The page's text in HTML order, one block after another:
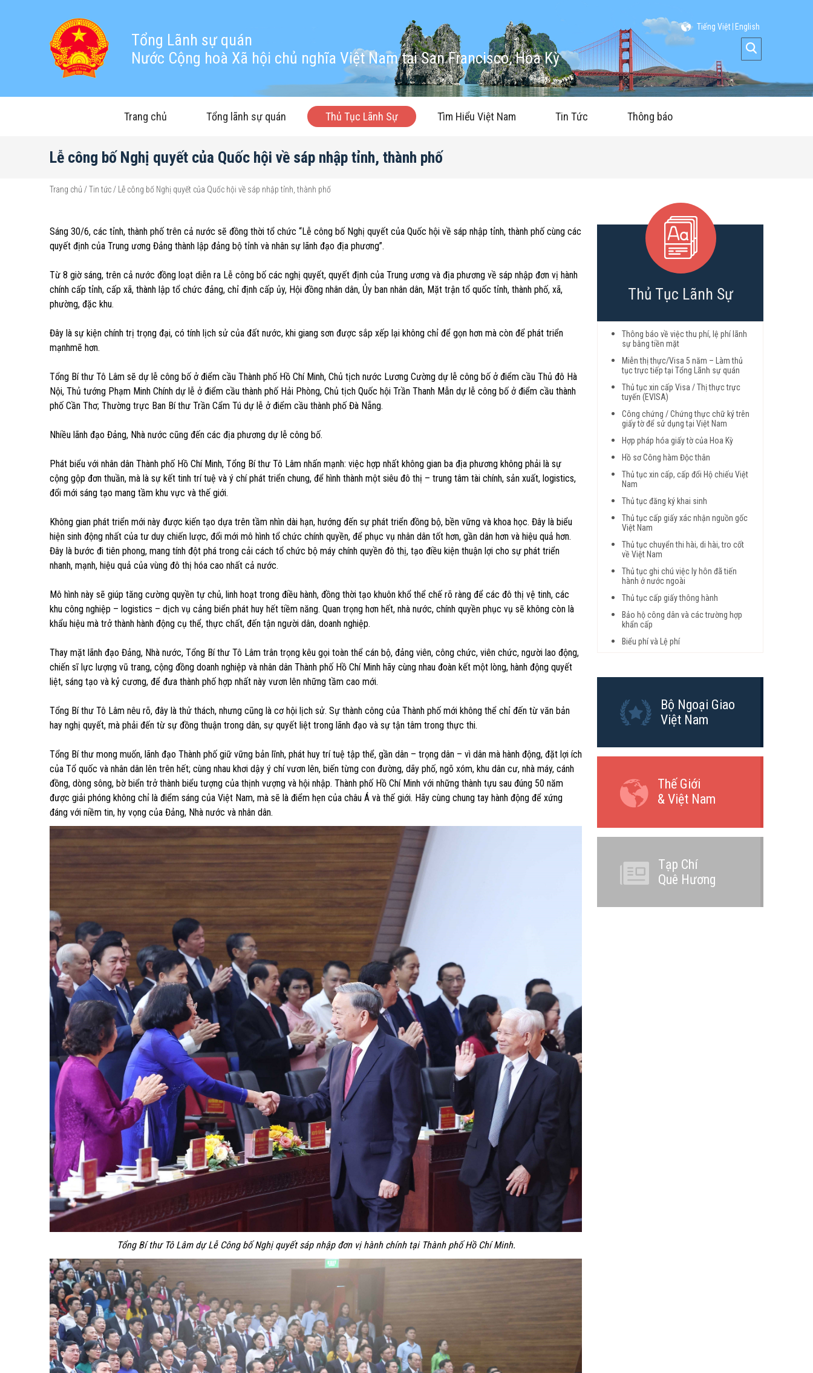
Tổng Lãnh sự quán
Nước Cộng hoà Xã hội chủ nghĩa Việt Nam tại San Francisco, Hoa Kỳ
Tiếng Việt English
Trang chủ Tổng lãnh sự quán Thủ Tục Lãnh Sự Tìm Hiểu Việt Nam Tin Tức Thông báo
Lễ công bố Nghị quyết của Quốc hội về sáp nhập tỉnh, thành phố
Trang chủ /Tin tức / Lễ công bố Nghị quyết của Quốc hội về sáp nhập tỉnh, thành phố
Sáng 30/6, các tỉnh, thành phố trên cả nước sẽ đồng thời tổ chức “Lễ công bố Nghị quyết của Quốc hội về sáp nhập tỉnh, thành phố cùng các
quyết định của Trung ương Đảng thành lập đảng bộ tỉnh và nhân sự lãnh đạo địa phương”.
Từ 8 giờ sáng, trên cả nước đồng loạt diễn ra Lễ công bố các nghị quyết, quyết định của Trung ương và địa phương về sáp nhập đơn vị hành
chính cấp tỉnh, cấp xã, thành lập tổ chức đảng, chỉ định cấp ủy, Hội đồng nhân dân, Ủy ban nhân dân, Mặt trận tổ quốc tỉnh, thành phố, xã,
phường, đặc khu.
Đây là sự kiện chính trị trọng đại, có tính lịch sử của đất nước, khi giang sơn được sắp xếp lại không chỉ để gọn hơn mà còn để phát triển
mạnhmẽ hơn.
Tổng Bí thư Tô Lâm sẽ dự lễ công bố ở điểm cầu Thành phố Hồ Chí Minh, Chủ tịch nước Lương Cường dự lễ công bố ở điểm cầu Thủ đô Hà
Nội, Thủ tướng Phạm Minh Chính dự lễ ở điểm cầu thành phố Hải Phòng, Chủ tịch Quốc hội Trần Thanh Mẫn dự lễ công bố ở điểm cầu thành
phố Cần Thơ; Thường trực Ban Bí thư Trần Cẩm Tú dự lễ ở điểm cầu thành phố Đà Nẵng.
Nhiều lãnh đạo Đảng, Nhà nước cũng đến các địa phương dự lễ công bố.
Phát biểu với nhân dân Thành phố Hồ Chí Minh, Tổng Bí thư Tô Lâm nhấn mạnh: việc hợp nhất không gian ba địa phương không phải là sự
cộng gộp đơn thuần, mà là sự kết tinh trí tuệ và ý chí phát triển chung, để hình thành một siêu đô thị – trung tâm tài chính, sản xuất, logistics,
đổi mới sáng tạo mang tầm khu vực và thế giới.
Không gian phát triển mới này được kiến tạo dựa trên tầm nhìn dài hạn, hướng đến sự phát triển đồng bộ, bền vững và khoa học. Đây là biểu
hiện sinh động nhất của tư duy chiến lược, đổi mới mô hình tổ chức chính quyền, để phục vụ nhân dân tốt hơn, gần dân hơn và hiệu quả hơn.
Đây là bước đi tiên phong, mang tính đột phá trong cải cách tổ chức bộ máy chính quyền đô thị, tạo điều kiện thuận lợi cho sự phát triển
nhanh, mạnh, hiệu quả của vùng đô thị hóa cao nhất cả nước.
Mô hình này sẽ giúp tăng cường quyền tự chủ, linh hoạt trong điều hành, đồng thời tạo khuôn khổ thể chế rõ ràng để các đô thị vệ tinh, các
khu công nghiệp – logistics – dịch vụ cảng biển phát huy hết tiềm năng. Quan trọng hơn hết, nhà nước, chính quyền phục vụ sẽ không còn là
khẩu hiệu mà trở thành hành động cụ thể, thực chất, đến tận người dân, doanh nghiệp.
Thay mặt lãnh đạo Đảng, Nhà nước, Tổng Bí thư Tô Lâm trân trọng kêu gọi toàn thể cán bộ, đảng viên, công chức, viên chức, người lao động,
chiến sĩ lực lượng vũ trang, cộng đồng doanh nghiệp và nhân dân Thành phố Hồ Chí Minh hãy cùng nhau đoàn kết một lòng, hành động quyết
liệt, sáng tạo và kỷ cương, để đưa thành phố hợp nhất này vươn lên những tầm cao mới.
Tổng Bí thư Tô Lâm nêu rõ, đây là thử thách, nhưng cũng là cơ hội lịch sử. Sự thành công của Thành phố mới không thể chỉ đến từ văn bản
hay nghị quyết, mà phải đến từ sự đồng thuận trong dân, sự quyết liệt trong lãnh đạo và sự tận tâm trong thực thi.
Tổng Bí thư mong muốn, lãnh đạo Thành phố giữ vững bản lĩnh, phát huy trí tuệ tập thể, gần dân – trọng dân – vì dân mà hành động, đặt lợi ích
của Tổ quốc và nhân dân lên trên hết; cùng nhau khơi dậy ý chí vươn lên, biến từng con đường, dãy phố, ngõ xóm, khu dân cư, nhà máy, cánh
đồng, dòng sông, bờ biển trở thành biểu tượng của thịnh vượng và hội nhập. Thành phố Hồ Chí Minh với những thành tựu sau đúng 50 năm
được giải phóng không chỉ là điểm sáng của Việt Nam, mà sẽ là điểm hẹn của châu Á và thế giới. Hãy cùng chung tay hành động để xứng
đáng với niềm tin, hy vọng của Đảng, Nhà nước và nhân dân.
Tổng Bí thư Tô Lâm dự Lễ Công bố Nghị quyết sáp nhập đơn vị hành chính tại Thành phố Hồ Chí Minh.
Thủ Tục Lãnh Sự
Thông báo về việc thu phí, lệ phí lãnh
sự bằng tiền mặt
Miễn thị thực/Visa 5 năm – Làm thủ
tục trực tiếp tại Tổng Lãnh sự quán
Thủ tục xin cấp Visa / Thị thực trực
tuyến (EVISA)
Công chứng / Chứng thực chữ ký trên
giấy tờ để sử dụng tại Việt Nam
Hợp pháp hóa giấy tờ của Hoa Kỳ
Hồ sơ Công hàm Độc thân
Thủ tục xin cấp, cấp đổi Hộ chiếu Việt
Nam
Thủ tục đăng ký khai sinh
Thủ tục cấp giấy xác nhận nguồn gốc
Việt Nam
Thủ tục chuyển thi hài, di hài, tro cốt
về Việt Nam
Thủ tục ghi chú việc ly hôn đã tiến
hành ở nước ngoài
Thủ tục cấp giấy thông hành
Bảo hộ công dân và các trường hợp
khẩn cấp
Biểu phí và Lệ phí
Bộ Ngoại Giao
Việt Nam
Thế Giới
& Việt Nam
Tạp Chí
Quê Hương